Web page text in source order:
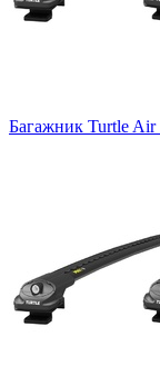
Багажник Turtle